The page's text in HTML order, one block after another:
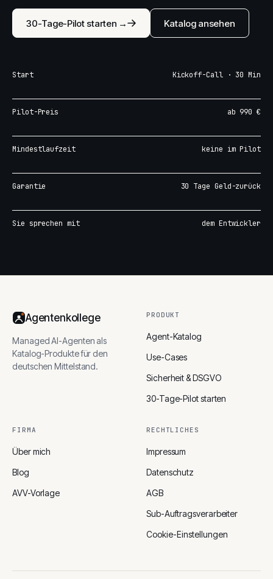
30-Tage-Pilot starten → Katalog ansehen
Start Kickoff-Call · 30 Min
Pilot-Preis ab 990 €
Mindestlaufzeit keine im Pilot
Garantie 30 Tage Geld-zurück
Sie sprechen mit dem Entwickler
Agentenkollege
Managed AI-Agenten als
Katalog-Produkte für den
deutschen Mittelstand.
PRODUKT
Agent-Katalog
Use-Cases
Sicherheit & DSGVO
30-Tage-Pilot starten
FIRMA
Über mich
Blog
AVV-Vorlage
RECHTLICHES
Impressum
Datenschutz
AGB
Sub-Auftragsverarbeiter
Cookie-Einstellungen